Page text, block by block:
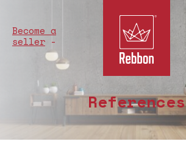
Become a
seller
References